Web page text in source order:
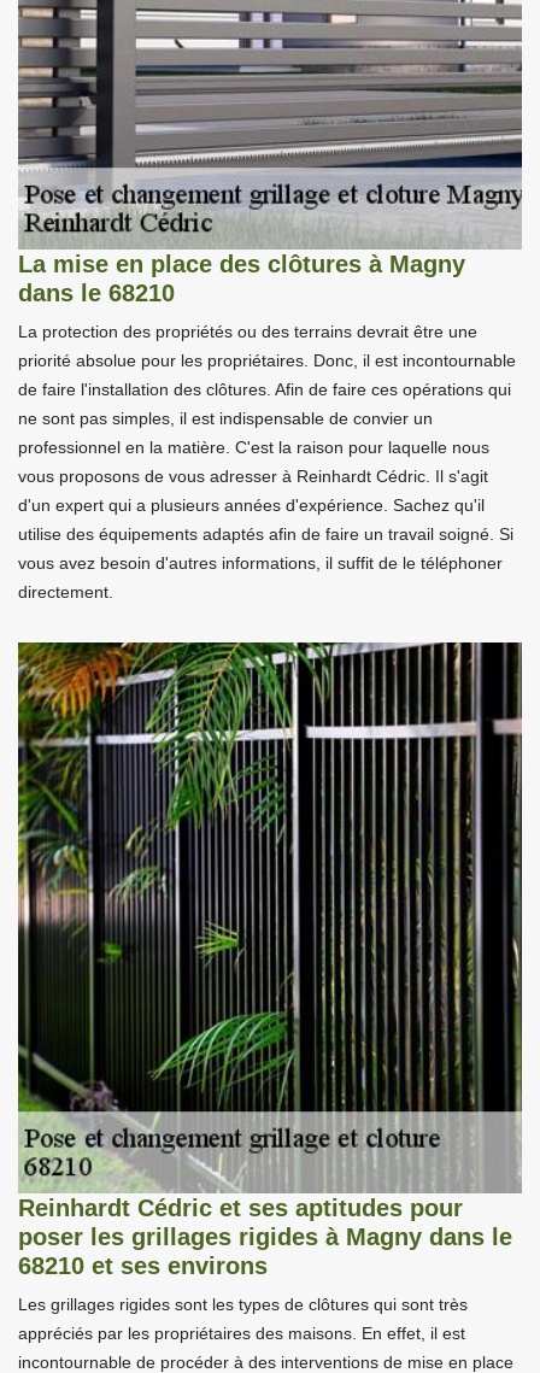
La mise en place des clôtures à Magny
dans le 68210
La protection des propriétés ou des terrains devrait être une
priorité absolue pour les propriétaires. Donc, il est incontournable
de faire l'installation des clôtures. Afin de faire ces opérations qui
ne sont pas simples, il est indispensable de convier un
professionnel en la matière. C'est la raison pour laquelle nous
vous proposons de vous adresser à Reinhardt Cédric. Il s'agit
d'un expert qui a plusieurs années d'expérience. Sachez qu'il
utilise des équipements adaptés afin de faire un travail soigné. Si
vous avez besoin d'autres informations, il suffit de le téléphoner
directement.
Reinhardt Cédric et ses aptitudes pour
poser les grillages rigides à Magny dans le
68210 et ses environs
Les grillages rigides sont les types de clôtures qui sont très
appréciés par les propriétaires des maisons. En effet, il est
incontournable de procéder à des interventions de mise en place